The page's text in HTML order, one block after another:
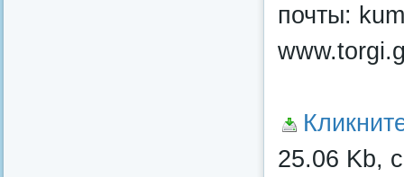
почты:
25.06 Kb,